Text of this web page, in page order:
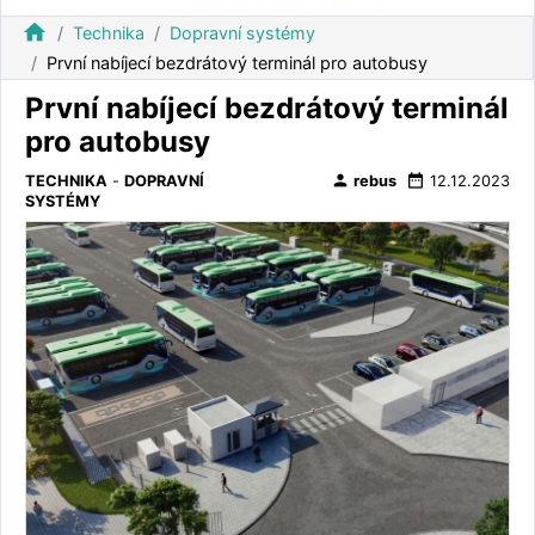
home Technika
Dopravní systémy
První nabíjecí bezdrátový terminál pro autobusy
První nabíjecí bezdrátový terminál
pro autobusy
TECHNIKA - DOPRAVNÍ
SYSTÉMY
person rebus date_range 12.12.2023